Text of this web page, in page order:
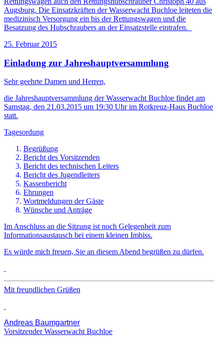
Augsburg. Die Einsatzkräften der Wasserwacht Buchloe leiteten die
medizinisch Versorgung ein bis der Rettungswagen und die
Besatzung des Hubschraubers an der Einsatzstelle eintrafen.
25. Februar 2015
Einladung zur Jahreshauptversammlung
Sehr geehrte Damen und Herren,
die Jahreshauptversammlung der Wasserwacht Buchloe findet am
Samstag, den 21.03.2015 um 19:30 Uhr im Rotkreuz-Haus Buchloe
statt.
Tagesordung
Begrüßung
Bericht des Vorsitzenden
Bericht des technischen Leiters
Bericht des Jugendleiters
Kassenbericht
Ehrungen
Wortmeldungen der Gäste
Wünsche und Anträge
Im Anschluss an die Sitzung ist noch Gelegenheit zum
Informationsaustausch bei einem kleinen Imbiss.
Es würde mich freuen, Sie an diesem Abend begrüßen zu dürfen.
Mit freundlichen Grüßen
Andreas Baumgartner
Vorsitzender Wasserwacht Buchloe